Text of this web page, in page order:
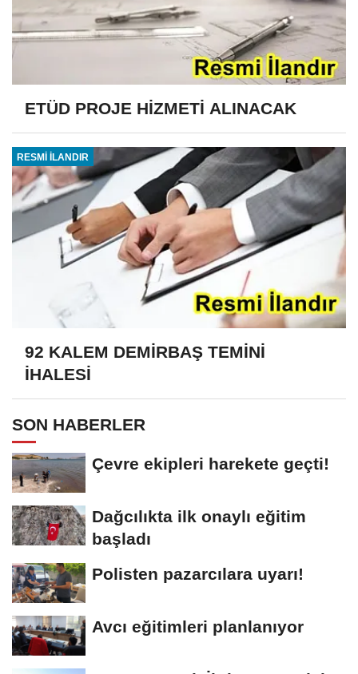
ETÜD PROJE HİZMETİ ALINACAK
RESMİ İLANDIR
92 KALEM DEMİRBAŞ TEMİNİ
İHALESİ
SON HABERLER
Çevre ekipleri harekete geçti!
Dağcılıkta ilk onaylı eğitim
başladı
Polisten pazarcılara uyarı!
Avcı eğitimleri planlanıyor